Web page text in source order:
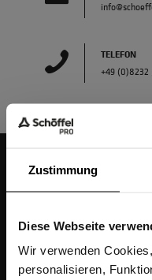
Zustimmung
Diese Webseite
Wir verwenden
personalisieren,
TELEFON
+49 (0)8232
ÜBER UNS